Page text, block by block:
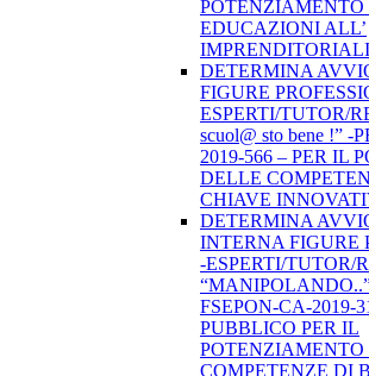
POTENZIAMENTO
EDUCAZIONI ALL’
DETERMINA
FIGURE
ESPERTI/TUTOR/
scuol@ sto bene !” -
2019-566 – PER IL
DELLE
CHIAVE
DETERMINA
INTERNA FIGURE
-ESPERTI/TUTOR/
FSEPON-CA-2019-
PUBBLICO PER IL
POTENZIAMENTO
COMPETENZE DI